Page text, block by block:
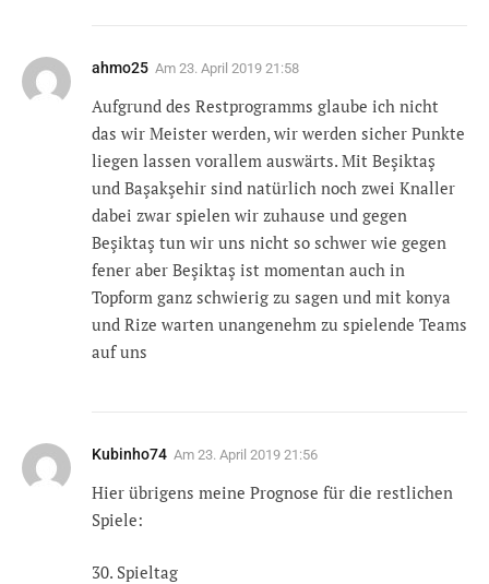
ahmo25 Am 23. April 2019 21:58
Aufgrund des Restprogramms glaube ich nicht
das wir Meister werden, wir werden sicher Punkte
liegen lassen vorallem auswärts. Mit Beşiktaş
und Başakşehir sind natürlich noch zwei Knaller
dabei zwar spielen wir zuhause und gegen
Beşiktaş tun wir uns nicht so schwer wie gegen
fener aber Beşiktaş ist momentan auch in
Topform ganz schwierig zu sagen und mit konya
und Rize warten unangenehm zu spielende Teams
auf uns
Kubinho74 Am 23. April 2019 21:56
Hier übrigens meine Prognose für die restlichen
Spiele:
30. Spieltag